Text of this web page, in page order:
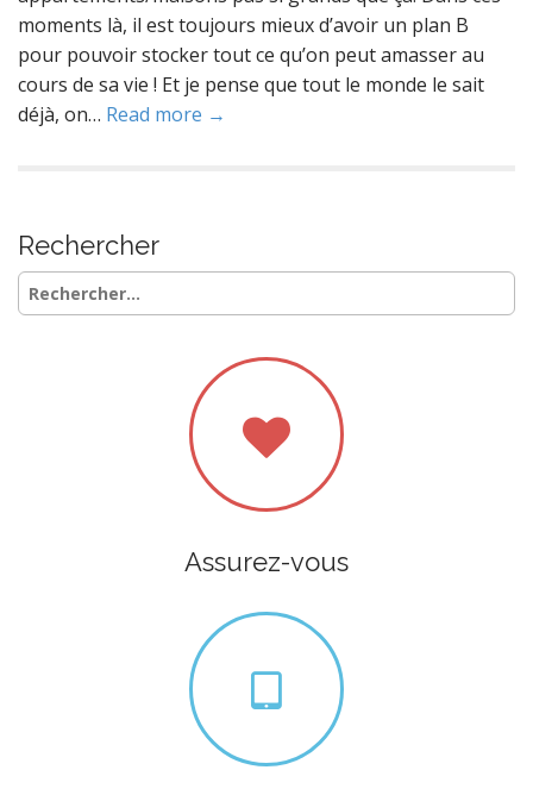
moments là, il est toujours mieux d’avoir un plan B
pour pouvoir stocker tout ce qu’on peut amasser au
cours de sa vie ! Et je pense que tout le monde le sait
déjà, on… Read more →
Rechercher
Rechercher :
Assurez-vous